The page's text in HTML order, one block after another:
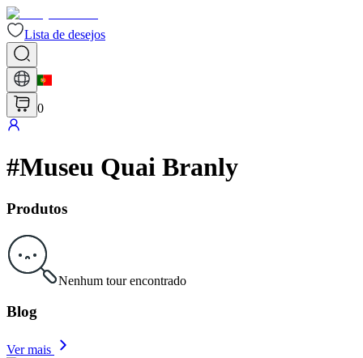
Lista de desejos
0
#Museu Quai Branly
Produtos
Nenhum tour encontrado
Blog
Ver mais